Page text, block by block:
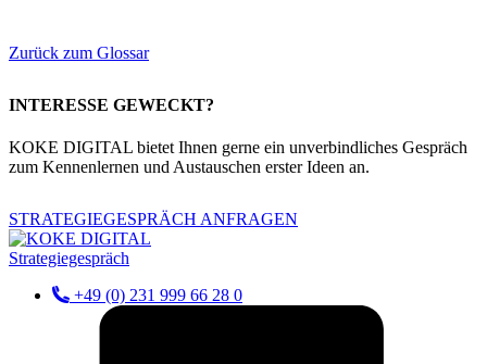
Zurück zum Glossar
INTERESSE GEWECKT?
KOKE DIGITAL bietet Ihnen gerne ein unverbindliches Gespräch
zum Kennenlernen und Austauschen erster Ideen an.
STRATEGIEGESPRÄCH ANFRAGEN
Strategiegespräch
+49 (0) 231 999 66 28 0